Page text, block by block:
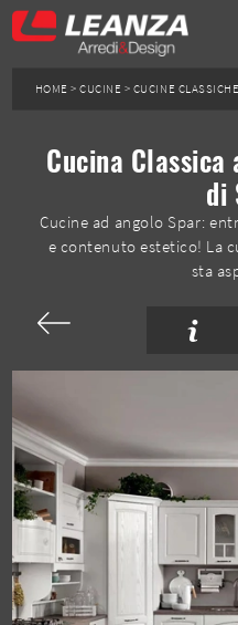
HOME >CUCINE > CUCINE CLASSICHE
Cucina
di
Cucine ad angolo Spar:
e contenuto estetico! La
sta